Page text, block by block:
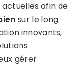
actuelles afin de
sur le long
innovants,
gérer